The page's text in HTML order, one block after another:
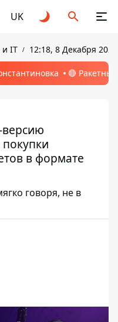
UK
и IT 12:18, 8 Декабря 2021
🔴
версию
в формате
говоря, не в